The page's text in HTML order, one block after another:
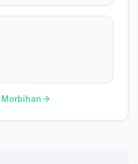
Morbihan